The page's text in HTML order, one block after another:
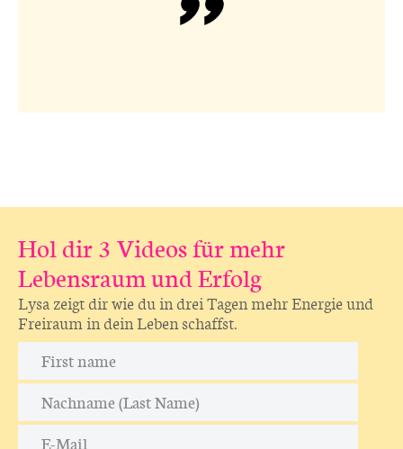
Hol dir 3 Videos für mehr
Lebensraum und Erfolg
Lysa zeigt dir wie du in drei Tagen mehr Energie und
Freiraum in dein Leben schaffst.